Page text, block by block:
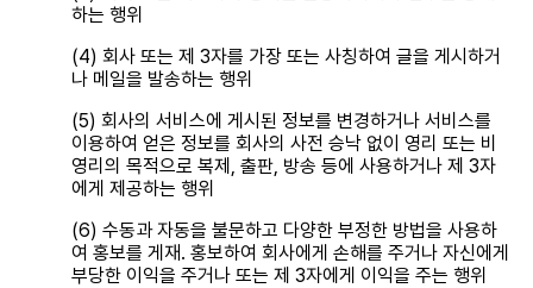
하는 행위
(4) 회사 또는 제 3자를 가장 또는 사칭하여 글을 게시하거
나 메일을 발송하는 행위
(5) 회사의 서비스에 게시된 정보를 변경하거나 서비스를
이용하여 얻은 정보를 회사의 사전 승낙 없이 영리 또는 비
영리의 목적으로 복제, 출판, 방송 등에 사용하거나 제 3자
에게 제공하는 행위
(6) 수동과 자동을 불문하고 다양한 부정한 방법을 사용하
여 홍보를 게재. 홍보하여 회사에게 손해를 주거나 자신에게
부당한 이익을 주거나 또는 제 3자에게 이익을 주는 행위